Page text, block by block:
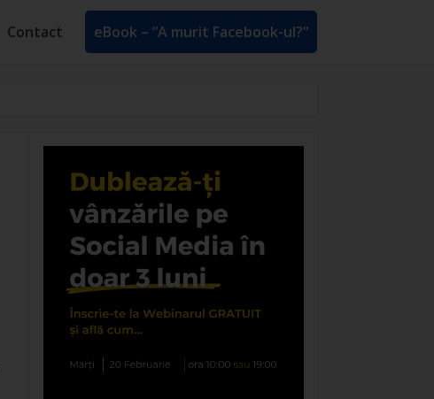
Contact eBook – ”A murit Facebook-ul?”